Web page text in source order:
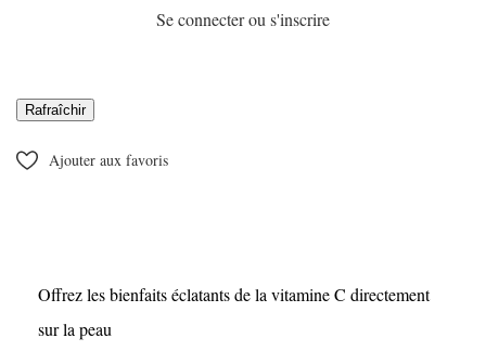
Se connecter ou s'inscrire
Ajouter aux favoris
Offrez les bienfaits éclatants de la vitamine C directement
sur la peau